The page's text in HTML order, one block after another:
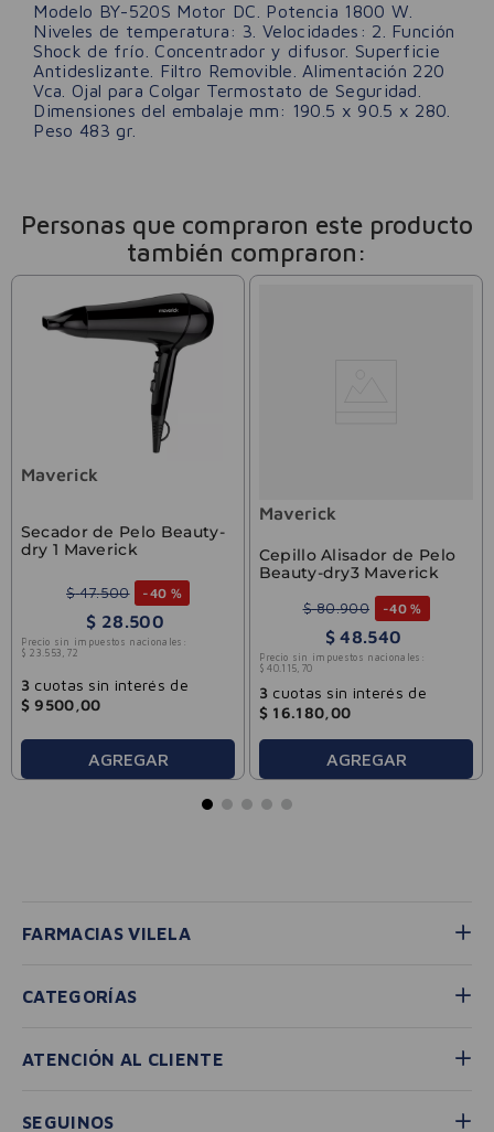
Modelo BY-520S Motor DC. Potencia 1800 W.
Niveles de temperatura: 3. Velocidades: 2. Función
Shock de frío. Concentrador y difusor. Superficie
Antideslizante. Filtro Removible. Alimentación 220
Vca. Ojal para Colgar Termostato de Seguridad.
Dimensiones del embalaje mm: 190.5 x 90.5 x 280.
Peso 483 gr.
Personas que compraron este producto
también compraron:
Maverick
Secador de Pelo Beauty-
dry 1 Maverick
$ 47.500 -40 %
$ 28.500
Precio sin impuestos nacionales:
$ 23 553 72
3cuotas sin interés de
$ 9500 00
AGREGAR
Maverick
Cepillo Alisador de Pelo
Beauty-dry3 Maverick
$ 80.900 -40 %
$ 48.540
Precio sin impuestos nacionales:
$ 40. 115 70
3cuotas sin interés de
$ 16.180 00
AGREGAR
FARMACIAS VILELA
CATEGORÍAS
ATENCIÓN AL CLIENTE
SEGUINOS